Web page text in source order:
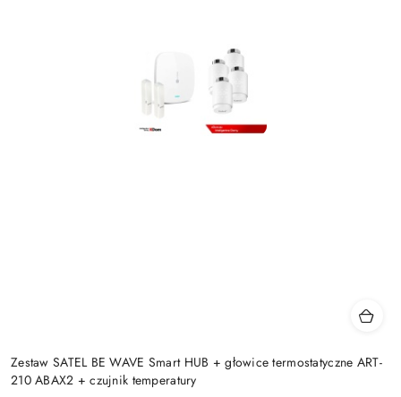
Zestaw SATEL BE WAVE Smart HUB + głowice termostatyczne ART-
210 ABAX2 + czujnik temperatury